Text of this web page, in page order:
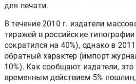
для печати.
В течение 2010 г. издатели
тиражей в российские
сократился на 40%), однако в
обратный характер (импорт
10%). Как сообщают издатели, это
временным действием 5%